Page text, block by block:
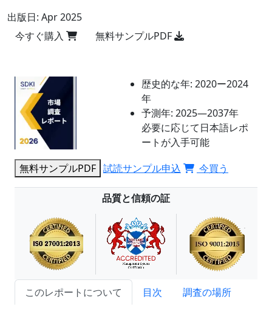
出版日: Apr 2025
今すぐ購入
無料サンプルPDF
歴史的な年: 2020ー2024
年
予測年: 2025―2037年
必要に応じて日本語レポ
ートが入手可能
無料サンプルPDF 試読サンプル申込 今買う
品質と信頼の証
このレポートについて 目次
調査の場所